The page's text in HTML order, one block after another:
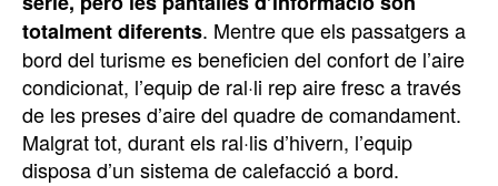
totalment diferents. Mentre que els passatgers a
bord del turisme es beneficien del confort de l’aire
condicionat, l’equip de ral·li rep aire fresc a través
de les preses d’aire del quadre de comandament.
Malgrat tot, durant els ral·lis d’hivern, l’equip
disposa d’un sistema de calefacció a bord.